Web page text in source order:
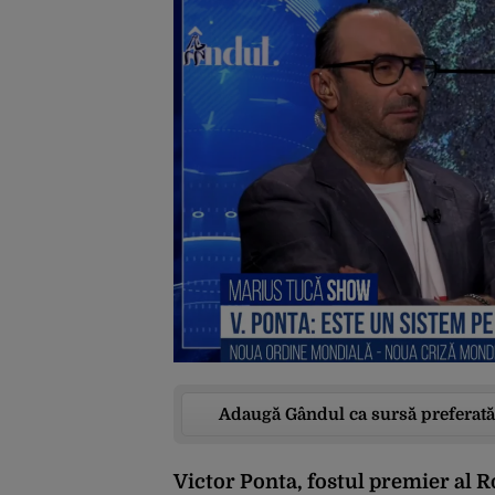
Adaugă Gândul ca sursă preferată
Victor Ponta, fostul premier al